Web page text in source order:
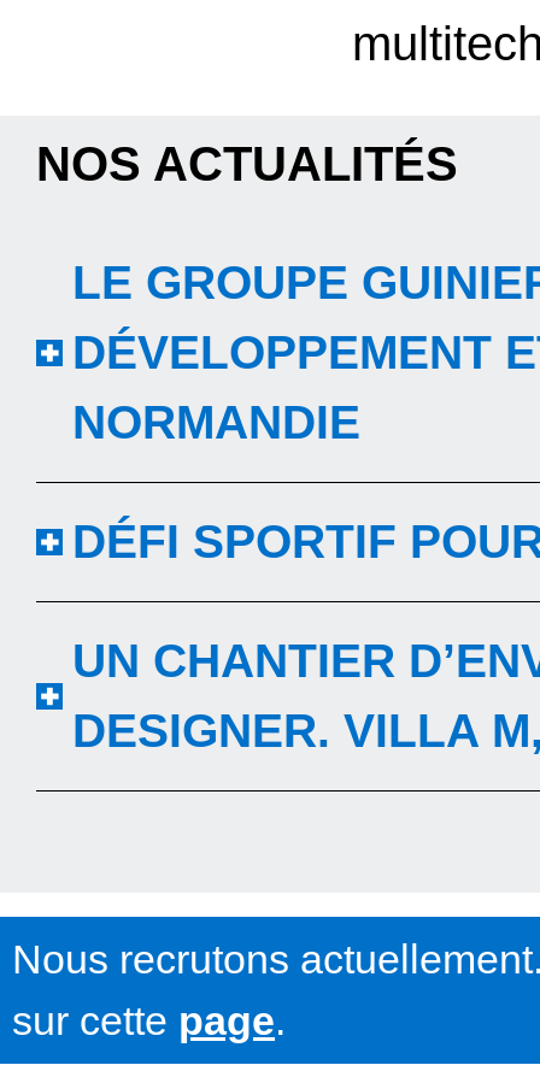
NOS ACTUALITÉS
LE GROUPE
DÉVELOPPEMENT
NORMANDIE
DÉFI SPORTIF
UN CHANTIER
DESIGNER. VILLA
Nous recrutons
sur cette page.